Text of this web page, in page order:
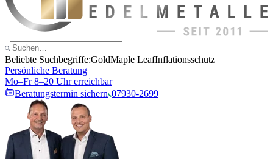
Beliebte Suchbegriffe:GoldMaple LeafInflationsschutz
Persönliche Beratung
Mo–Fr 8–20 Uhr erreichbar
Beratungstermin sichern 07930-2699